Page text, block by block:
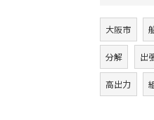
大阪市
分解 出
高出力